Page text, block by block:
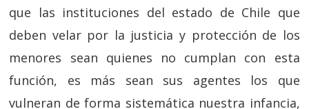
que las instituciones del estado de Chile que
deben velar por la justicia y protección de los
menores sean quienes no cumplan con esta
función, es más sean sus agentes los que
vulneran de forma sistemática nuestra infancia,